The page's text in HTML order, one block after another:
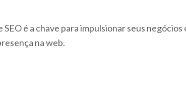
é a chave para impulsionar seus negócios
na web.